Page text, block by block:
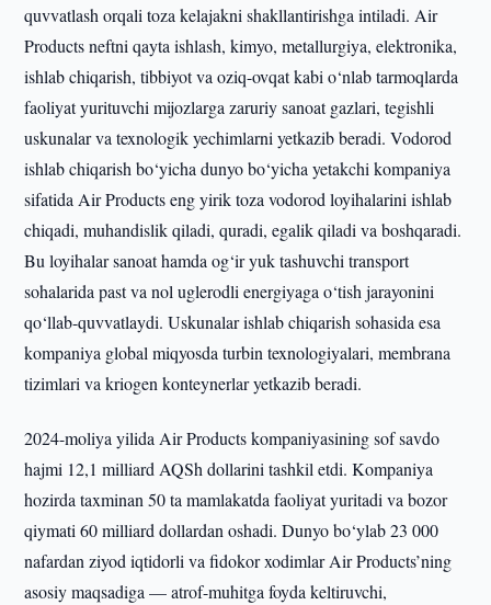
quvvatlash orqali toza kelajakni shakllantirishga intiladi. Air
Products neftni qayta ishlash, kimyo, metallurgiya, elektronika,
ishlab chiqarish, tibbiyot va oziq-ovqat kabi o‘nlab tarmoqlarda
faoliyat yurituvchi mijozlarga zaruriy sanoat gazlari, tegishli
uskunalar va texnologik yechimlarni yetkazib beradi. Vodorod
ishlab chiqarish bo‘yicha dunyo bo‘yicha yetakchi kompaniya
sifatida Air Products eng yirik toza vodorod loyihalarini ishlab
chiqadi, muhandislik qiladi, quradi, egalik qiladi va boshqaradi.
Bu loyihalar sanoat hamda og‘ir yuk tashuvchi transport
sohalarida past va nol uglerodli energiyaga o‘tish jarayonini
qo‘llab-quvvatlaydi. Uskunalar ishlab chiqarish sohasida esa
kompaniya global miqyosda turbin texnologiyalari, membrana
tizimlari va kriogen konteynerlar yetkazib beradi.
2024-moliya yilida Air Products kompaniyasining sof savdo
hajmi 12,1 milliard AQSh dollarini tashkil etdi. Kompaniya
hozirda taxminan 50 ta mamlakatda faoliyat yuritadi va bozor
qiymati 60 milliard dollardan oshadi. Dunyo bo‘ylab 23 000
nafardan ziyod iqtidorli va fidokor xodimlar Air Products’ning
asosiy maqsadiga — atrof-muhitga foyda keltiruvchi,